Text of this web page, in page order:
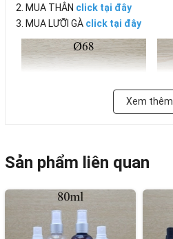
2. MUA THÂN click tại đây
3. MUA LƯỠI GÀ click tại đây
Xem thêm
Sản phẩm liên quan